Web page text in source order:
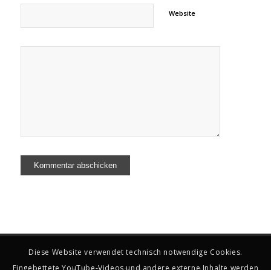
Website
Diese Website verwendet technisch notwendige Cookies.
Eingebettete YouTube-Videos und andere externe Inhalte werden